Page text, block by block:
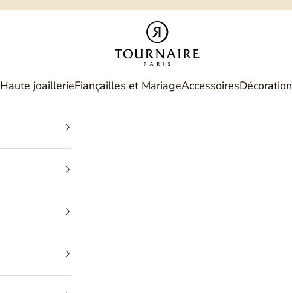
Philippe Tournaire
Haute joaillerieFiançailles et MariageAccessoiresDécoration